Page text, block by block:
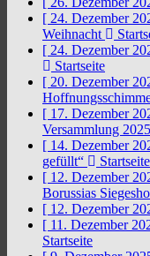
[ 24. Dezember
Weihnacht
[ 24. Dezember
Startseite
[ 20. Dezember
[ 17. Dezember
Versammlung 2025
[ 14. Dezember
gefüllt“
Startseite
[ 12. Dezember
Borussias
[ 12. Dezember
[ 11. Dezember
Startseite